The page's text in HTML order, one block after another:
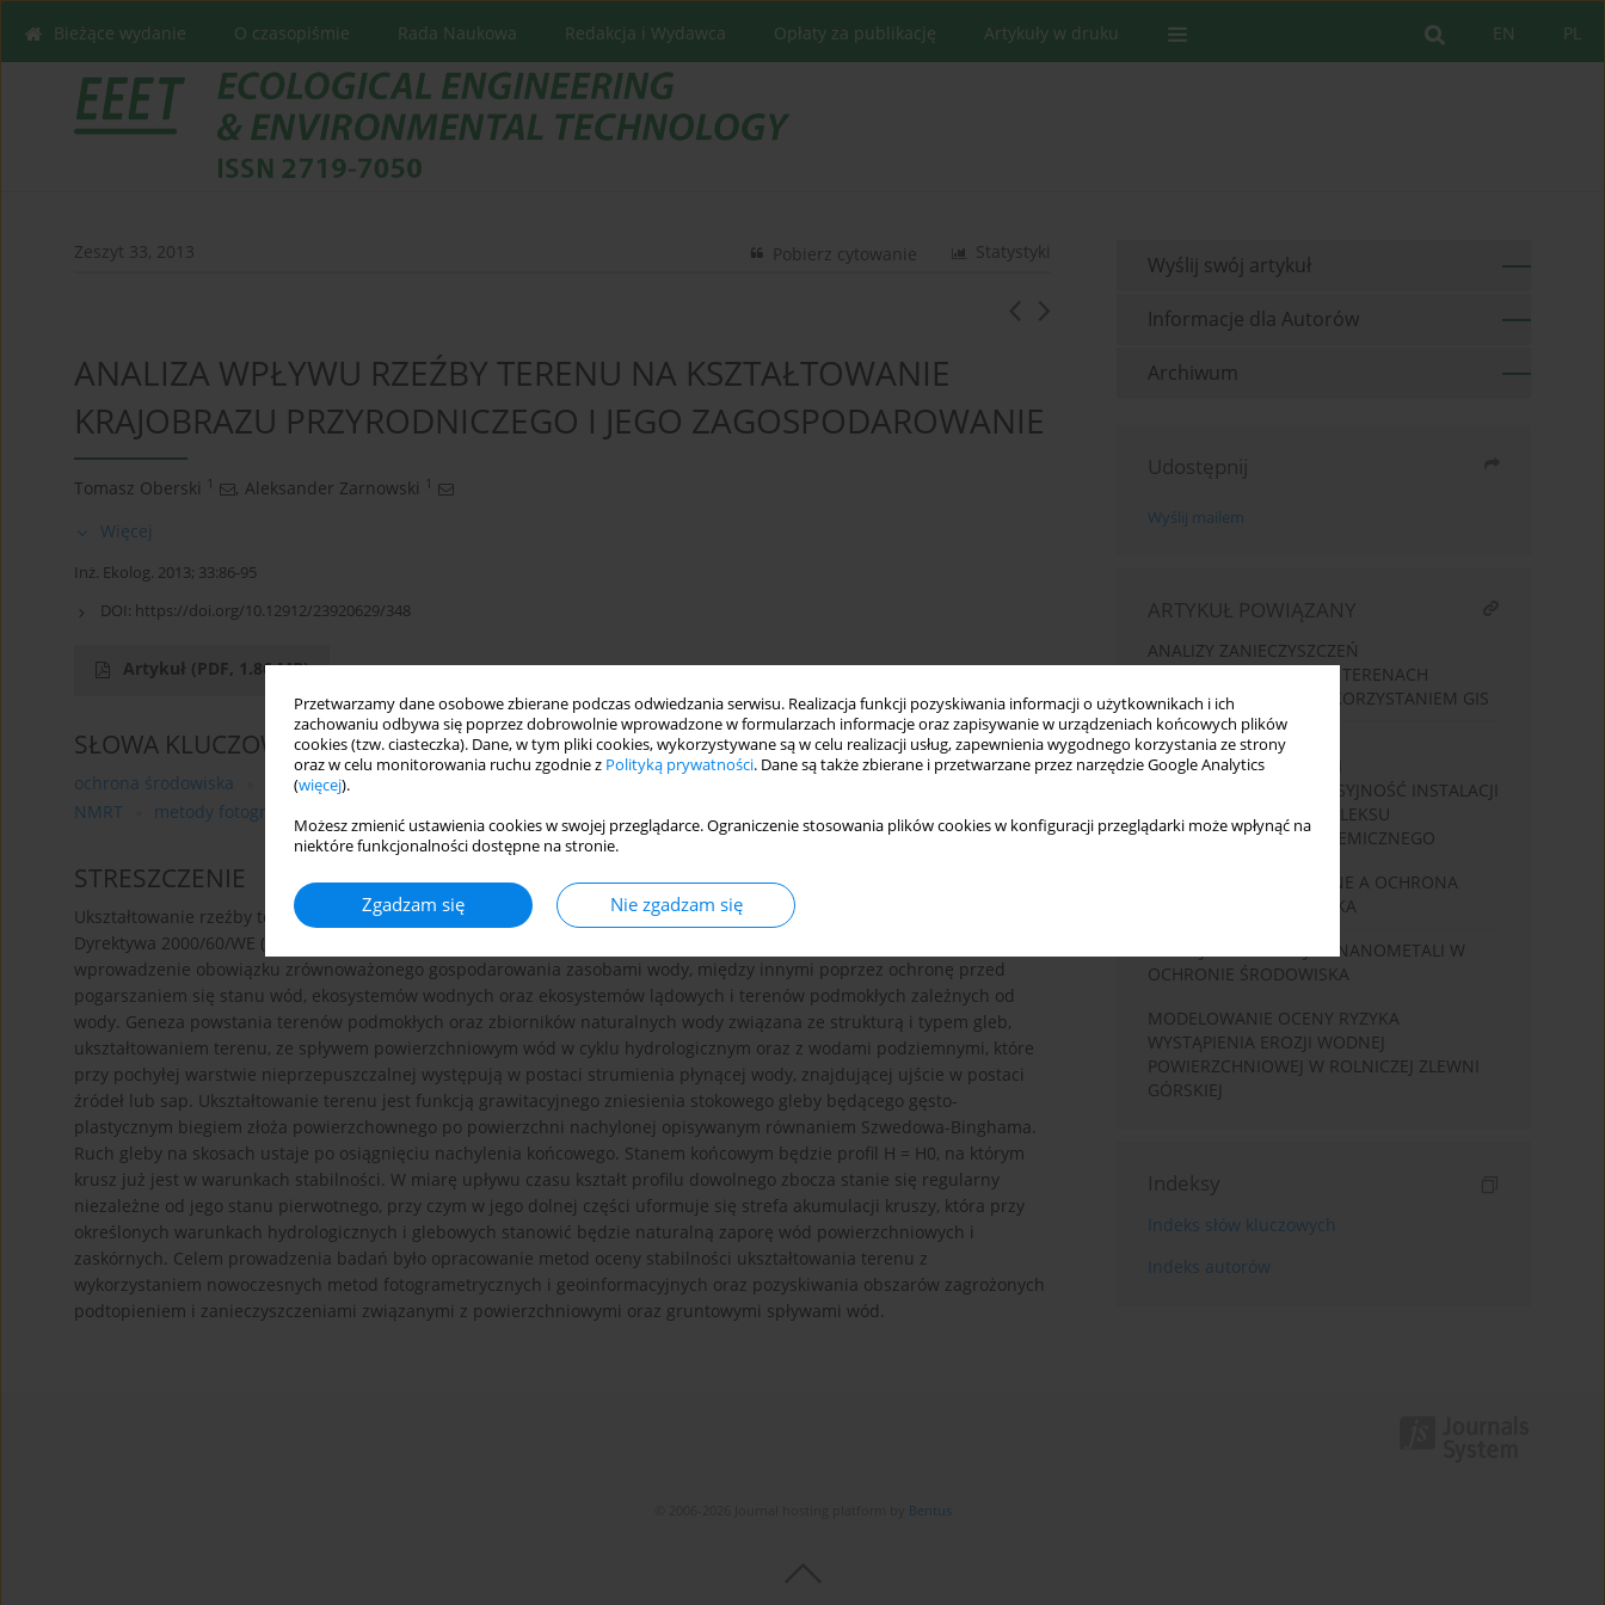
Przetwarzamy dane osobowe zbierane podczas odwiedzania serwisu. Realizacja funkcji pozyskiwania informacji o użytkownikach i ich
zachowaniu odbywa się poprzez dobrowolnie wprowadzone w formularzach informacje oraz zapisywanie w urządzeniach końcowych plików
cookies (tzw. ciasteczka). Dane, w tym pliki cookies, wykorzystywane są w celu realizacji usług, zapewnienia wygodnego korzystania ze strony
oraz w celu monitorowania ruchu zgodnie z Polityką prywatności. Dane są także zbierane i przetwarzane przez narzędzie Google Analytics
(więcej).
Możesz zmienić ustawienia cookies w swojej przeglądarce. Ograniczenie stosowania plików cookies w konfiguracji przeglądarki może wpłynąć na
niektóre funkcjonalności dostępne na stronie.
Zgadzam się Nie zgadzam się
PL
EN
Bieżące wydanie O czasopiśmie Rada Naukowa Redakcja i Wydawca Opłaty za publikację Artykuły w druku
Zeszyt 33, 2013 Statystyki
Pobierz cytowanie
ANALIZA WPŁYWU RZEŹBY TERENU NA KSZTAŁTOWANIE
KRAJOBRAZU PRZYRODNICZEGO I JEGO ZAGOSPODAROWANIE
Tomasz Oberski 1 , Aleksander Zarnowski 1
Więcej
Inż. Ekolog. 2013; 33:86-95
DOI: https://doi.org/10.12912/23920629/348
Artykuł (PDF, 1.86 MB)
SŁOWA KLUCZOWE
ochrona środowiska zanieczyszczenia wód
NMRT
metody fotogrametryczne
STRESZCZENIE
Ukształtowanie rzeźby terenu ma podstawowy wpływ na zjawiska przyrodnicze zachodzące na powierzchni Ziemi.
Dyrektywa 2000/60/WE (Ramowa Dyrektywa Wodna) Parlamentu Europejskiego i Rady Europy (23.10.2000) nakazuje
wprowadzenie obowiązku zrównoważonego gospodarowania zasobami wody, między innymi poprzez ochronę przed
pogarszaniem się stanu wód, ekosystemów wodnych oraz ekosystemów lądowych i terenów podmokłych zależnych od
wody. Geneza powstania terenów podmokłych oraz zbiorników naturalnych wody związana ze strukturą i typem gleb,
ukształtowaniem terenu, ze spływem powierzchniowym wód w cyklu hydrologicznym oraz z wodami podziemnymi, które
przy pochyłej warstwie nieprzepuszczalnej występują w postaci strumienia płynącej wody, znajdującej ujście w postaci
źródeł lub sap. Ukształtowanie terenu jest funkcją grawitacyjnego zniesienia stokowego gleby będącego gęsto-
plastycznym biegiem złoża powierzchownego po powierzchni nachylonej opisywanym równaniem Szwedowa-Binghama.
Ruch gleby na skosach ustaje po osiągnięciu nachylenia końcowego. Stanem końcowym będzie profil H = H0, na którym
krusz już jest w warunkach stabilności. W miarę upływu czasu kształt profilu dowolnego zbocza stanie się regularny
niezależne od jego stanu pierwotnego, przy czym w jego dolnej części uformuje się strefa akumulacji kruszy, która przy
określonych warunkach hydrologicznych i glebowych stanowić będzie naturalną zaporę wód powierzchniowych i
zaskórnych. Celem prowadzenia badań było opracowanie metod oceny stabilności ukształtowania terenu z
wykorzystaniem nowoczesnych metod fotogrametrycznych i geoinformacyjnych oraz pozyskiwania obszarów zagrożonych
podtopieniem i zanieczyszczeniami związanymi z powierzchniowymi oraz gruntowymi spływami wód.
Wyślij swój artykuł
Informacje dla Autorów
Archiwum
Udostępnij
Wyślij mailem
ARTYKUŁ POWIĄZANY
ANALIZY ZANIECZYSZCZEŃ
KOMUNIKACYJNYCH NA TERENACH
ZABUDOWANYCH Z WYKORZYSTANIEM GIS
INTEGRACJA DZIAŁAŃ
EFEKTYWNOŚCIOWYCH I
OGRANICZAJĄCYCH EMISYJNOŚĆ INSTALACJI
PRODUKCYJNYCH KOMPLEKSU
RAFINERYJNO-PETROCHEMICZNEGO
INWESTYCJE BUDOWLANE A OCHRONA
PRZYRODY I ŚRODOWISKA
POTECJAŁ APLIKACYJNY NANOMETALI W
OCHRONIE ŚRODOWISKA
MODELOWANIE OCENY RYZYKA
WYSTĄPIENIA EROZJI WODNEJ
POWIERZCHNIOWEJ W ROLNICZEJ ZLEWNI
GÓRSKIEJ
Indeksy
Indeks słów kluczowych
Indeks autorów
Bentus